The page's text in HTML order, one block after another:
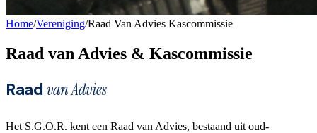
Home/Vereniging/Raad Van Advies Kascommissie
Raad van Advies & Kascommissie
Raad van Advies
Het S.G.O.R. kent een Raad van Advies, bestaand uit oud-